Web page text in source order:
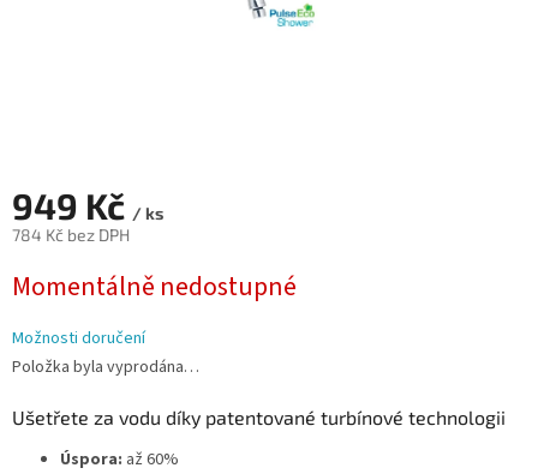
949 Kč / ks
784 Kč bez DPH
cena:
Momentálně nedostupné
Možnosti doručení
Položka byla vyprodána…
Ušetřete za vodu díky patentované turbínové technologii
Úspora: až 60%